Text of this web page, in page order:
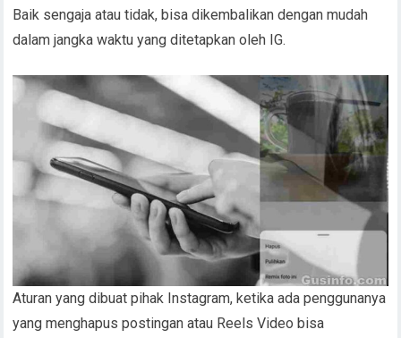
Baik sengaja atau tidak, bisa dikembalikan dengan mudah
dalam jangka waktu yang ditetapkan oleh IG.
Aturan yang dibuat pihak Instagram, ketika ada penggunanya
yang menghapus postingan atau Reels Video bisa